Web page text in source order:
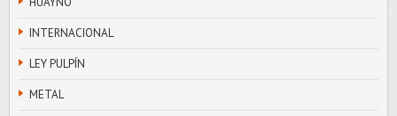
INTERNACIONAL
LEY PULPÍN
METAL